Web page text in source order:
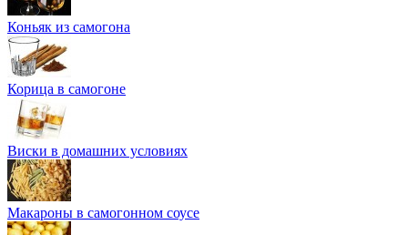
Коньяк из самогона
Корица в самогоне
Виски в домашних условиях
Макароны в самогонном соусе